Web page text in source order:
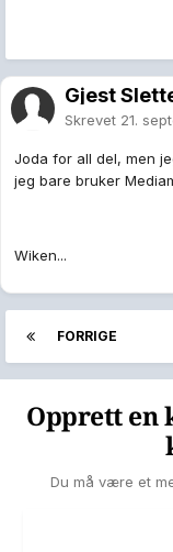
Gjest
Skrevet 21.
Joda for all del, men
jeg bare bruker
Wiken...
FORRIGE
Opprett en
Du må være et